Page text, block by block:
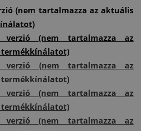
(nem tartalmazza az aktuális
verzió (nem tartalmazza az
verzió (nem tartalmazza az
verzió (nem tartalmazza az
verzió (nem tartalmazza az